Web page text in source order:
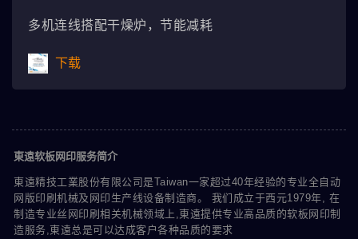
多机连线搭配干燥炉，节能减耗
下载
東遠软板网印服务简介
東遠精技工業股份有限公司是Taiwan一家超过40年经验的专业全自动
网版印刷机械及网印生产线设备制造商。 我们成立于西元1979年, 在
制造专业丝网印刷相关机械领域上,東遠提供专业高品质的软板网印制
造服务,東遠总是可以达成客户各种品质的要求